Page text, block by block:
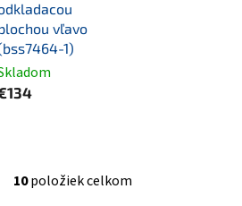
vľavo
1)
10položiek celkom